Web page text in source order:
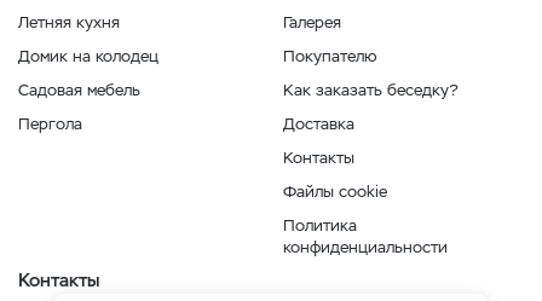
Летняя кухня
Домик на колодец
Садовая мебель
Пергола
Галерея
Покупателю
Как заказать беседку?
Доставка
Контакты
Файлы cookie
Политика
конфиденциальности
Контакты